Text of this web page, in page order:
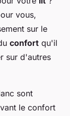
vous,
sur le
confort qu'il
sur d'autres
sont
le confort